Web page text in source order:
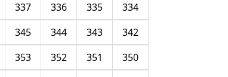
334
335
336
337
342
343
344
345
350
351
352
353